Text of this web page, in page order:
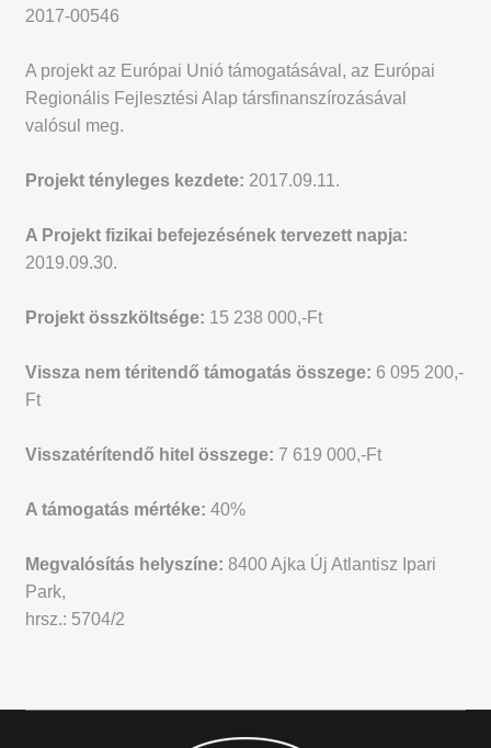
2017-00546
A projekt az Európai Unió támogatásával, az Európai
Regionális Fejlesztési Alap társfinanszírozásával
valósul meg.
Projekt tényleges kezdete: 2017.09.11.
A Projekt fizikai befejezésének tervezett napja:
2019.09.30.
Projekt összköltsége: 15 238 000,-Ft
Vissza nem téritendő támogatás összege: 6 095 200,-
Ft
Visszatérítendő hitel összege: 7 619 000,-Ft
A támogatás mértéke: 40%
Megvalósítás helyszíne: 8400 Ajka Új Atlantisz Ipari
Park,
hrsz.: 5704/2